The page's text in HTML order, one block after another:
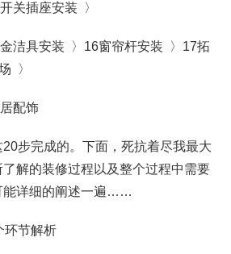
关插座安装 〉
洁具安装 〉16窗帘杆安装 〉17拓
〉
配饰
步完成的。下面，死抗着尽我最大
解的装修过程以及整个过程中需要
能详细的阐述一遍……
环节解析